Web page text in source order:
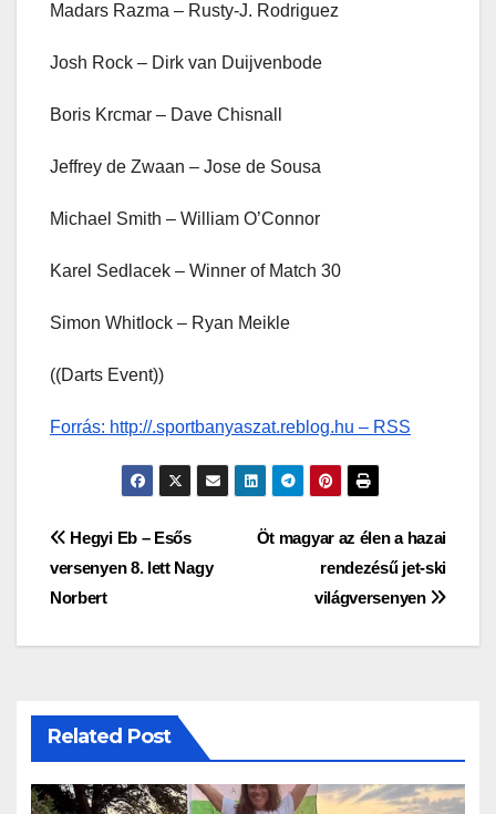
Madars Razma – Rusty-J. Rodriguez
Josh Rock – Dirk van Duijvenbode
Boris Krcmar – Dave Chisnall
Jeffrey de Zwaan – Jose de Sousa
Michael Smith – William O’Connor
Karel Sedlacek – Winner of Match 30
Simon Whitlock – Ryan Meikle
((Darts Event))
Forrás: http://.sportbanyaszat.reblog.hu – RSS
Bejegyzés
navigáció
Öt magyar az élen a hazai
rendezésű jet-ski
világversenyen
Hegyi Eb – Esős
versenyen 8. lett Nagy
Norbert
Related Post